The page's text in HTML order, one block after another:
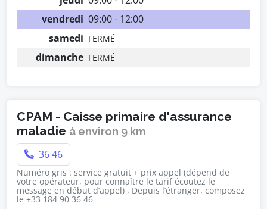
vendredi 09:00 - 12:00
samedi FERMÉ
dimanche FERMÉ
CPAM - Caisse primaire d'assurance
maladie à environ 9 km
36 46
Numéro gris : service gratuit + prix appel (dépend de
votre opérateur, pour connaître le tarif écoutez le
message en début d’appel) , Depuis l’étranger, composez
le +33 184 90 36 46